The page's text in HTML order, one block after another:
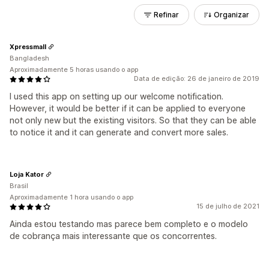
Refinar Organizar
Data de edição: 26 de janeiro de 2019
I used this app on setting up our welcome notification.
However, it would be better if it can be applied to everyone
not only new but the existing visitors. So that they can be able
to notice it and it can generate and convert more sales.
Xpressmall
Bangladesh
Aproximadamente 5 horas usando o app
15 de julho de 2021
Ainda estou testando mas parece bem completo e o modelo
de cobrança mais interessante que os concorrentes.
Loja Kator
Brasil
Aproximadamente 1 hora usando o app